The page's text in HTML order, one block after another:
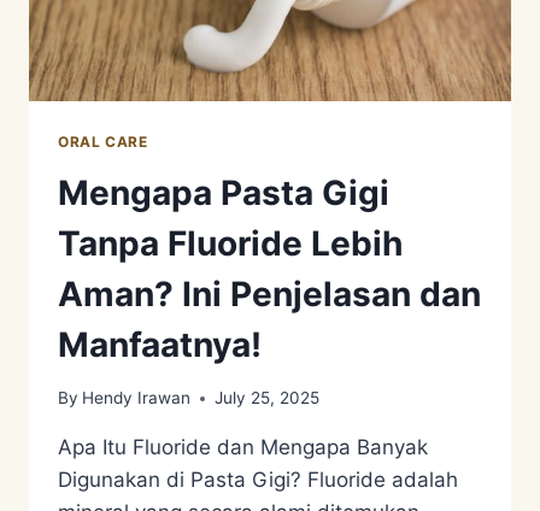
ORAL CARE
Mengapa Pasta Gigi
Tanpa Fluoride Lebih
Aman? Ini Penjelasan dan
Manfaatnya!
By Hendy Irawan July 25, 2025
Apa Itu Fluoride dan Mengapa Banyak
Digunakan di Pasta Gigi? Fluoride adalah